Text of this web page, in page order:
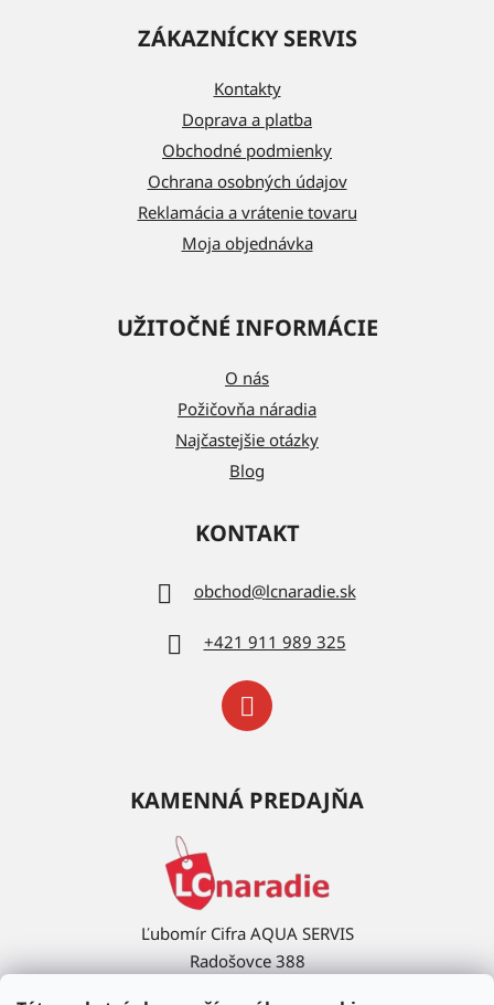
ZÁKAZNÍCKY SERVIS
Kontakty
Doprava a platba
Obchodné podmienky
Ochrana osobných údajov
Reklamácia a vrátenie tovaru
Moja objednávka
UŽITOČNÉ INFORMÁCIE
O nás
Požičovňa náradia
Najčastejšie otázky
Blog
KONTAKT
obchod@lcnaradie.sk
+421 911 989 325
KAMENNÁ PREDAJŇA
Ľubomír Cifra AQUA SERVIS
Radošovce 388